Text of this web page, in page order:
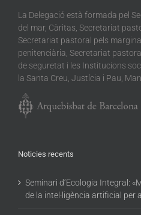
La Delegació està formada pel
del mar, Càritas, Secretariat
Secretariat pastoral pels
penitenciària, Secretariat
de seguretat i les Institucions
la Santa Creu, Justícia i Pau,
Noticies recents
Seminari d’Ecologia Integral:
de la intel·ligència artificial per